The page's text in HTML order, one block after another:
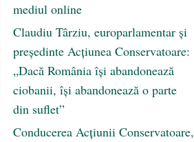
mediul online
Claudiu Târziu, europarlamentar și
președinte Acțiunea Conservatoare:
„Dacă România își abandonează
ciobanii, își abandonează o parte
din suflet”
Conducerea Acțiunii Conservatoare,